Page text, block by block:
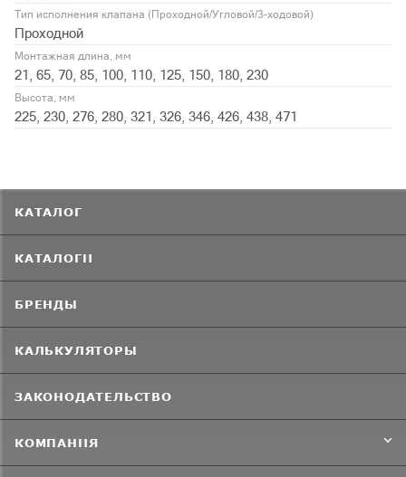
Тип исполнения клапана (Проходной/Угловой/3-ходовой)
Проходной
Монтажная длина, мм
21, 65, 70, 85, 100, 110, 125, 150, 180, 230
Высота, мм
225, 230, 276, 280, 321, 326, 346, 426, 438, 471
КАТАЛОГ
КАТАЛОГИ
БРЕНДЫ
КАЛЬКУЛЯТОРЫ
ЗАКОНОДАТЕЛЬСТВО
КОМПАНИЯ